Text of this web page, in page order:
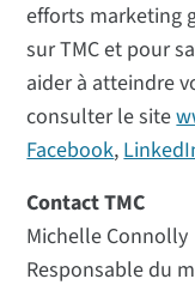
efforts marketing
sur TMC et pour
aider à atteindre
consulter le site
Facebook,
Contact TMC
Michelle Connolly
Responsable du